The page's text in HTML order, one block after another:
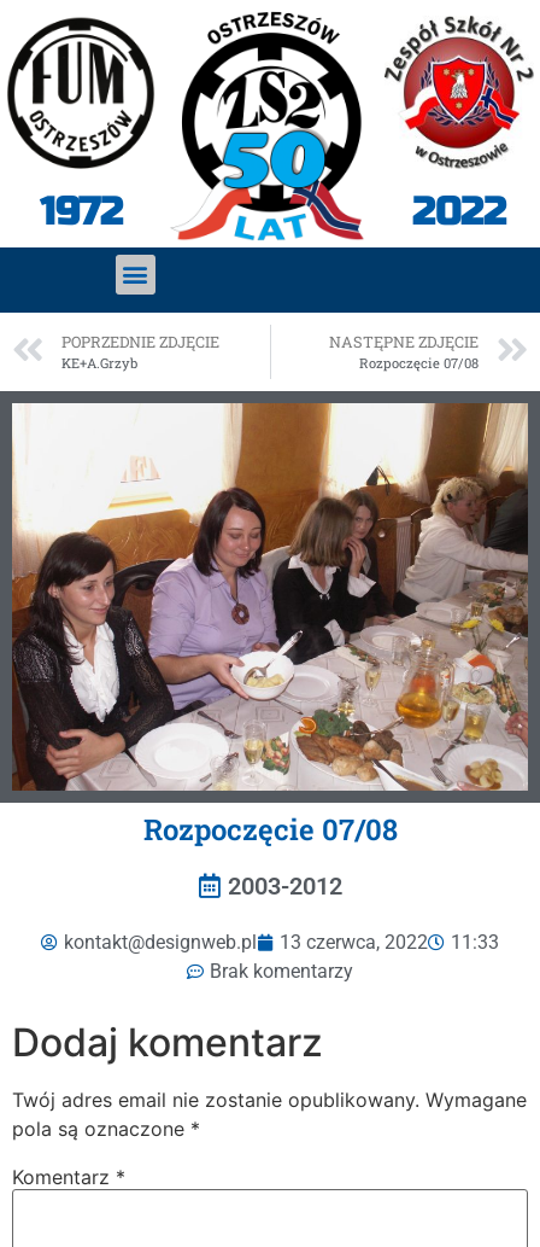
1972 2022
POPRZEDNIE ZDJĘCIE
KE+A.Grzyb
NASTĘPNE ZDJĘCIE
Rozpoczęcie 07/08
Rozpoczęcie 07/08
2003-2012
kontakt@designweb.pl 13 czerwca, 2022
11:33
Brak komentarzy
Dodaj komentarz
Twój adres email nie zostanie opublikowany. Wymagane
pola są oznaczone *
Komentarz *